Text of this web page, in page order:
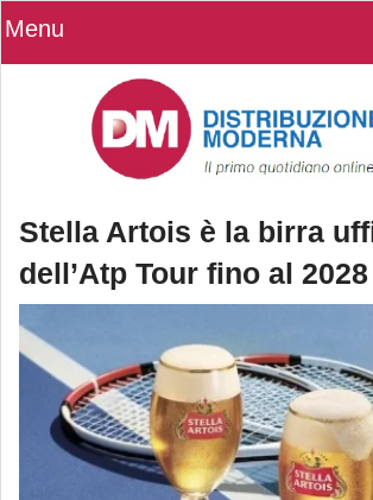
Menu
Stella Artois è la birra
dell’Atp Tour fino al 2028